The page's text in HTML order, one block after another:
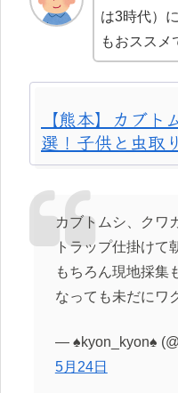
は3時代）
もおススメ
【熊本】カブ
選！子供と虫取
カブトムシ、クワ
トラップ仕掛けて
もちろん現地採集
なっても未だにワ
— ♠kyon_kyon♠
5月24日